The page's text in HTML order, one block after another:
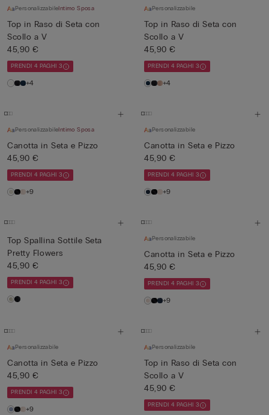
PersonalizzabileIntimo Sposa
Top in Raso di Seta con
Scollo a V
45,90 €
PRENDI 4 PAGHI 3
+4
Personalizzabile
Top in Raso di Seta con
Scollo a V
45,90 €
PRENDI 4 PAGHI 3
+4
PersonalizzabileIntimo Sposa
Canotta in Seta e Pizzo
45,90 €
PRENDI 4 PAGHI 3
+9
Personalizzabile
Canotta in Seta e Pizzo
45,90 €
PRENDI 4 PAGHI 3
+9
Top Spallina Sottile Seta
Pretty Flowers
45,90 €
PRENDI 4 PAGHI 3
Personalizzabile
Canotta in Seta e Pizzo
45,90 €
PRENDI 4 PAGHI 3
+9
Personalizzabile
Canotta in Seta e Pizzo
45,90 €
PRENDI 4 PAGHI 3
+9
Personalizzabile
Top in Raso di Seta con
Scollo a V
45,90 €
PRENDI 4 PAGHI 3